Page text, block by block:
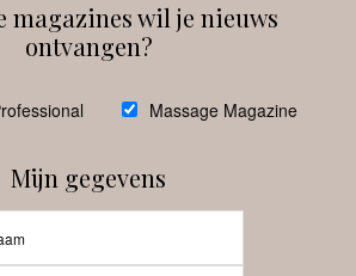
magazines wil je nieuws
ontvangen?
Massage Magazine
Mijn gegevens